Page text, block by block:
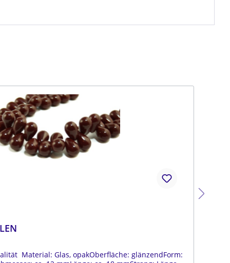
Material: Glas, opakOberfläche: glänzendForm: